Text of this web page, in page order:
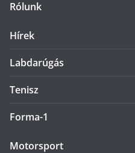
Rólunk
Hírek
Labdarúgás
Tenisz
Forma-1
Motorsport